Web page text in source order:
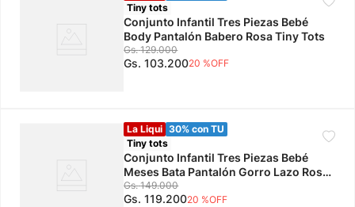
Tiny tots
Conjunto Infantil Tres Piezas Bebé
Body Pantalón Babero Rosa Tiny Tots
Gs. 129.000
Gs. 103.20020 %OFF
La Liqui 30% con TU
Tiny tots
Conjunto Infantil Tres Piezas Bebé
Meses Bata Pantalón Gorro Lazo Rosa
Tiny Tots
Gs. 149.000
Gs. 119.20020 %OFF